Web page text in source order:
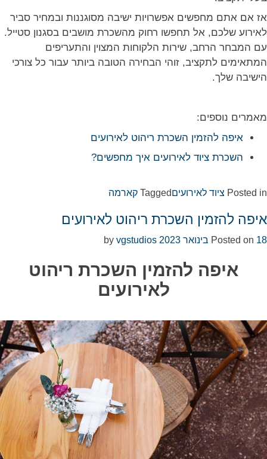
אז אם אתם מחפשים אפשרויות ישיבה מסוגננות ובמחיר סביר
לאירוע שלכם, אל תחפשו רחוק מהשכרת מושבים בסגנון סטייל.
עם המבחר הרחב, שירות הלקוחות המצוין והתעריפים
המתאימים לתקציב, זוהי הבחירה הטובה ביותר עבור כל צורכי
הישיבה שלך.
מאמרים נוספים:
איפה להזמין השכרת ריהוט לאירועים
השכרת ציוד לאירועים איך מחפשים?
Posted in ציוד לאירועיםTagged קארמה
איפה להזמין השכרת ריהוט לאירועים
Posted on 18 בינואר 2023 vgstudios
איפה להזמין השכרת ריהוט
לאירועים